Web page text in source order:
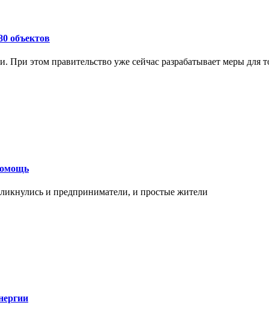
объектов
этом правительство уже сейчас разрабатывает меры
и предприниматели, и простые жители